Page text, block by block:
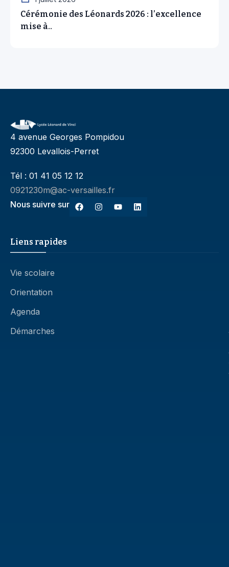
Cérémonie des Léonards 2026 : l’excellence
mise à..
4 avenue Georges Pompidou
92300 Levallois-Perret
Tél : 01 41 05 12 12
0921230m@ac-versailles.fr
Nous suivre sur
Liens rapides
Vie scolaire
Orientation
Agenda
Démarches